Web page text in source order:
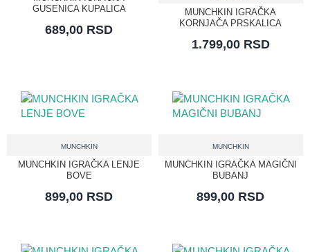
GUSENICA KUPALICA
689,00 RSD
MUNCHKIN IGRAČKA
KORNJAČA PRSKALICA
1.799,00 RSD
MUNCHKIN
MUNCHKIN IGRAČKA LENJE
BOVE
899,00 RSD
MUNCHKIN
MUNCHKIN IGRAČKA MAGIČNI
BUBANJ
899,00 RSD